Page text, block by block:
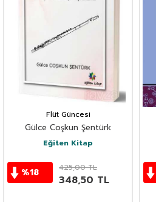
Flüt Güncesi
Gülce Coşkun Şentürk
Eğiten Kitap
%18 425,00TL
348,50 TL